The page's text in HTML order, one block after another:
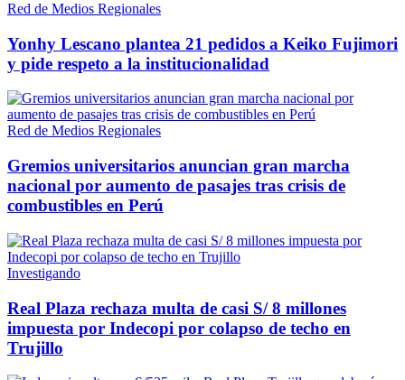
Red de Medios Regionales
Yonhy Lescano plantea 21 pedidos a Keiko Fujimori
y pide respeto a la institucionalidad
Red de Medios Regionales
Gremios universitarios anuncian gran marcha
nacional por aumento de pasajes tras crisis de
combustibles en Perú
Investigando
Real Plaza rechaza multa de casi S/ 8 millones
impuesta por Indecopi por colapso de techo en
Trujillo